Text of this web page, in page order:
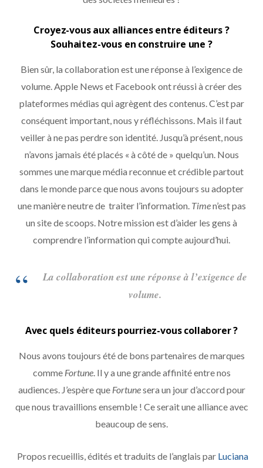
Croyez-vous aux alliances entre éditeurs ?
Souhaitez-vous en construire une ?
Bien sûr, la collaboration est une réponse à l’exigence de
volume. Apple News et Facebook ont réussi à créer des
plateformes médias qui agrègent des contenus. C’est par
conséquent important, nous y réfléchissons. Mais il faut
veiller à ne pas perdre son identité. Jusqu’à présent, nous
n’avons jamais été placés « à côté de » quelqu’un. Nous
sommes une marque média reconnue et crédible partout
dans le monde parce que nous avons toujours su adopter
une manière neutre de traiter l’information. Timen’est pas
un site de scoops. Notre mission est d’aider les gens à
comprendre l’information qui compte aujourd’hui.
La collaboration est une réponse à l’exigence de
volume.
Avec quels éditeurs pourriez-vous collaborer ?
Nous avons toujours été de bons partenaires de marques
comme Fortune. Il y a une grande affinité entre nos
audiences. J’espère que Fortunesera un jour d’accord pour
que nous travaillions ensemble ! Ce serait une alliance avec
beaucoup de sens.
Propos recueillis, édités et traduits de l’anglais par Luciana